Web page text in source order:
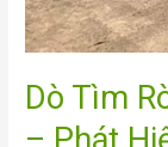
Dò Tìm
Hiện
Nhanh,
Phục
Tiết